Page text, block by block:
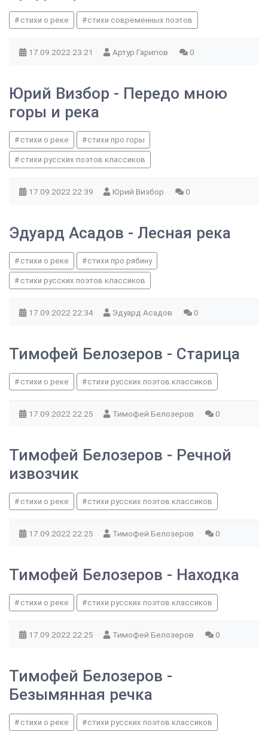
стихи о реке стихи современных поэтов
17.09.2022 23:21 Артур Гарипов 0
Юрий Визбор - Передо мною
горы и река
стихи о реке стихи про горы
стихи русских поэтов классиков
17.09.2022 22:39 Юрий Визбор 0
Эдуард Асадов - Лесная река
стихи о реке стихи про рябину
стихи русских поэтов классиков
17.09.2022 22:34 Эдуард Асадов 0
Тимофей Белозеров - Старица
стихи о реке стихи русских поэтов классиков
17.09.2022 22:25 Тимофей Белозеров 0
Тимофей Белозеров - Речной
извозчик
стихи о реке стихи русских поэтов классиков
17.09.2022 22:25 Тимофей Белозеров 0
Тимофей Белозеров - Находка
стихи о реке стихи русских поэтов классиков
17.09.2022 22:25 Тимофей Белозеров 0
Тимофей Белозеров -
Безымянная речка
стихи о реке стихи русских поэтов классиков